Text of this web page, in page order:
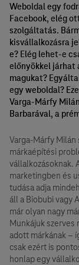
Weboldal egy
Facebook, elég
szolgáltatás.
kisvállalkozásra
e? Elég lehet-e
előnyökkel járhat
magukat?
egy weboldal?
Varga-Márfy
Barbarával, a
Varga-Márfy
márkaépítési
vállalkozásoknak.
marketingben és
tudása adja
áll a Biobubi vagy
már olyan nagy
Munkájuk szerves
adott márkának –
csak ezért is
honlap egy